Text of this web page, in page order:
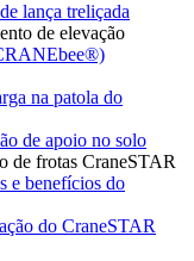
lança treliçada
de elevação
na patola do
de apoio no solo
de frotas CraneSTAR
e benefícios do
do CraneSTAR